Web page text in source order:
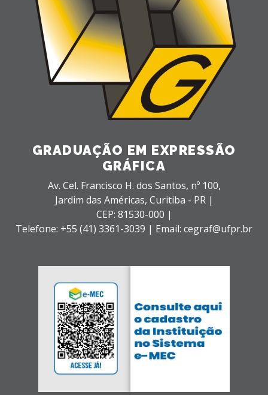
GRADUAÇÃO EM EXPRESSÃO
GRÁFICA
Av. Cel. Francisco H. dos Santos, nº 100,
Jardim das Américas, Curitiba - PR |
CEP: 81530-000 |
Telefone: +55 (41) 3361-3039 | Email: cegraf@ufpr.br